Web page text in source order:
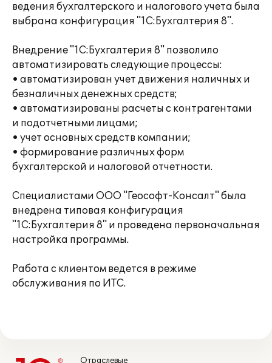
ведения бухгалтерского и налогового учета была
выбрана конфигурация "1С:Бухгалтерия 8".
Внедрение "1С:Бухгалтерия 8" позволило
автоматизировать следующие процессы:
• автоматизирован учет движения наличных и
безналичных денежных средств;
• автоматизированы расчеты с контрагентами
и подотчетными лицами;
• учет основных средств компании;
• формирование различных форм
бухгалтерской и налоговой отчетности.
Специалистами ООО "Геософт-Консалт" была
внедрена типовая конфигурация
"1С:Бухгалтерия 8" и проведена первоначальная
настройка программы.
Работа с клиентом ведется в режиме
обслуживания по ИТС.
Отраслевые